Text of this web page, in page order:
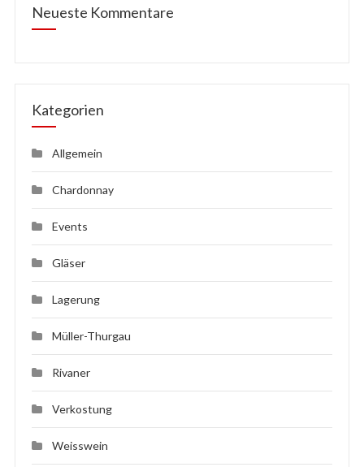
Neueste Kommentare
Kategorien
Allgemein
Chardonnay
Events
Gläser
Lagerung
Müller-Thurgau
Rivaner
Verkostung
Weisswein